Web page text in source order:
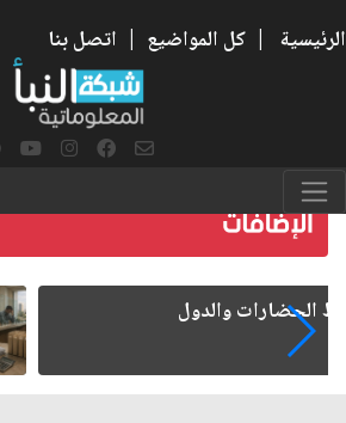
الرئيسية | كل المواضيع | اتصل بنا
رواتب الموظفين على